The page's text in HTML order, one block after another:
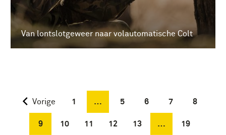
Van lontslotgeweer naar volautomatische Colt
Vorige 1 … 5 6 7 8
9 10 11 12 13 … 19